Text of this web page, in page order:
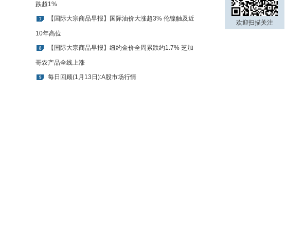
跌超1%
7 【国际大宗商品早报】国际油价大涨超3% 伦镍触及近
10年高位
8 【国际大宗商品早报】纽约金价全周累跌约1.7% 芝加
哥农产品全线上涨
9 每日回顾(1月13日):A股市场行情
欢迎扫描关注